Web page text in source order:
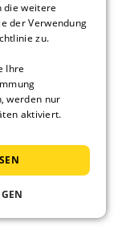
gemütlich
im
die weitere
der Verwendung
zu.
Ihre
werden nur
aktiviert.